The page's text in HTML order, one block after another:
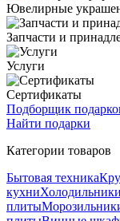
Ювелирные
Запчасти и
Услуги
Сертификаты
Подборщик
Найти подарки
Категории товаров
Бытовая техника
кухниХолодильники
плиты